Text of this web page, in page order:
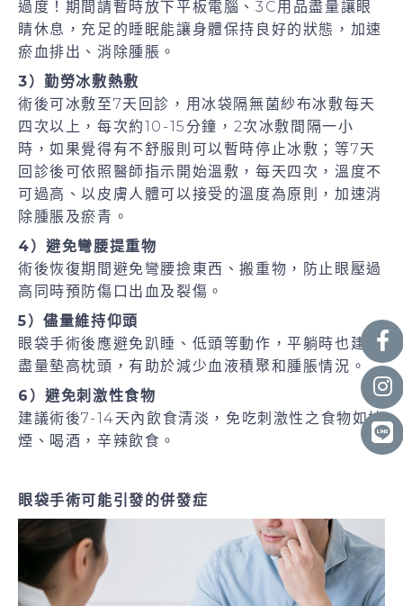
過度！期間請暫時放下平板電腦、3C用品盡量讓眼
睛休息，充足的睡眠能讓身體保持良好的狀態，加速
瘀血排出、消除腫脹。
3）勤勞冰敷熱敷
術後可冰敷至7天回診，用冰袋隔無菌紗布冰敷每天
四次以上，每次約10-15分鐘，2次冰敷間隔一小
時，如果覺得有不舒服則可以暫時停止冰敷；等7天
回診後可依照醫師指示開始溫敷，每天四次，溫度不
可過高、以皮膚人體可以接受的溫度為原則，加速消
除腫脹及瘀青。
4）避免彎腰提重物
術後恢復期間避免彎腰撿東西、搬重物，防止眼壓過
高同時預防傷口出血及裂傷。
5）儘量維持仰頭
眼袋手術後應避免趴睡、低頭等動作，平躺時也建議
盡量墊高枕頭，有助於減少血液積聚和腫脹情況。
6）避免刺激性食物
建議術後7-14天內飲食清淡，免吃刺激性之食物如抽
煙、喝酒，辛辣飲食。
眼袋手術可能引發的併發症